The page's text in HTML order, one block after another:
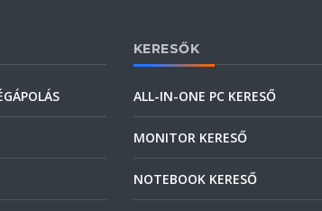
KERESŐK
ALL-IN-ONE PC KERESŐ
MONITOR KERESŐ
NOTEBOOK KERESŐ